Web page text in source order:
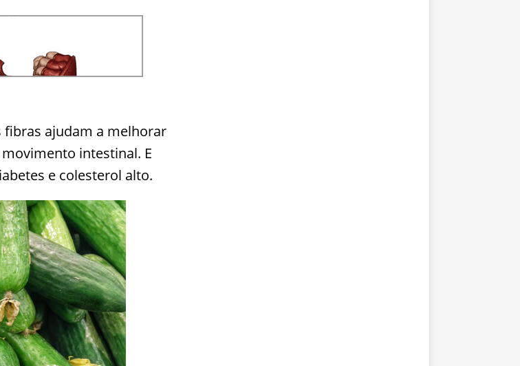
fibras ajudam a melhorar
intestinal. E
e colesterol alto.